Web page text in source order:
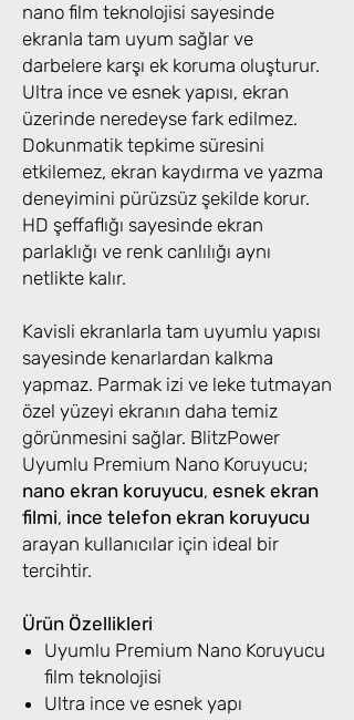
nano film teknolojisi sayesinde
ekranla tam uyum sağlar ve
darbelere karşı ek koruma oluşturur.
Ultra ince ve esnek yapısı, ekran
üzerinde neredeyse fark edilmez.
Dokunmatik tepkime süresini
etkilemez, ekran kaydırma ve yazma
deneyimini pürüzsüz şekilde korur.
HD şeffaflığı sayesinde ekran
parlaklığı ve renk canlılığı aynı
netlikte kalır.
Kavisli ekranlarla tam uyumlu yapısı
sayesinde kenarlardan kalkma
yapmaz. Parmak izi ve leke tutmayan
özel yüzeyi ekranın daha temiz
görünmesini sağlar. BlitzPower
Uyumlu Premium Nano Koruyucu;
nano ekran koruyucu, esnek ekran
filmi, ince telefon ekran koruyucu
arayan kullanıcılar için ideal bir
tercihtir.
Ürün Özellikleri
Uyumlu Premium Nano Koruyucu
film teknolojisi
Ultra ince ve esnek yapı